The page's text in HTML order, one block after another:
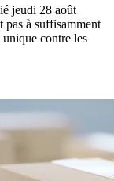
jeudi 28 août
pas à suffisamment
contre les